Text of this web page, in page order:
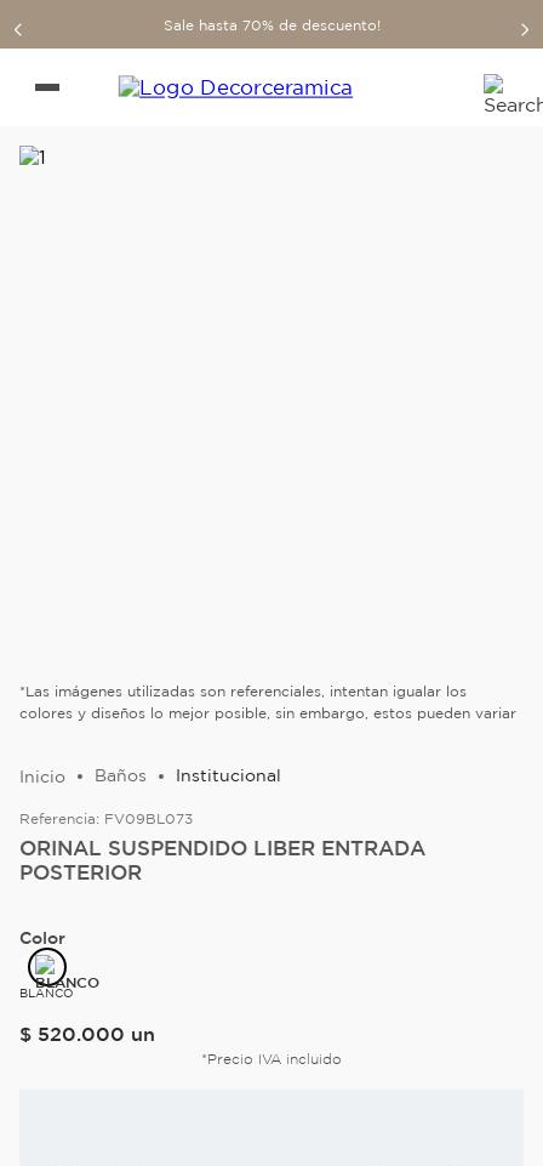
Sale hasta 70% de descuento!
*Las imágenes utilizadas son referenciales, intentan igualar los
colores y diseños lo mejor posible, sin embargo, estos pueden variar
Baños Institucional
Referencia: FV09BL073
ORINAL SUSPENDIDO LIBER ENTRADA
POSTERIOR
Color
BLANCO
$ 520.000 un
*Precio IVA incluido